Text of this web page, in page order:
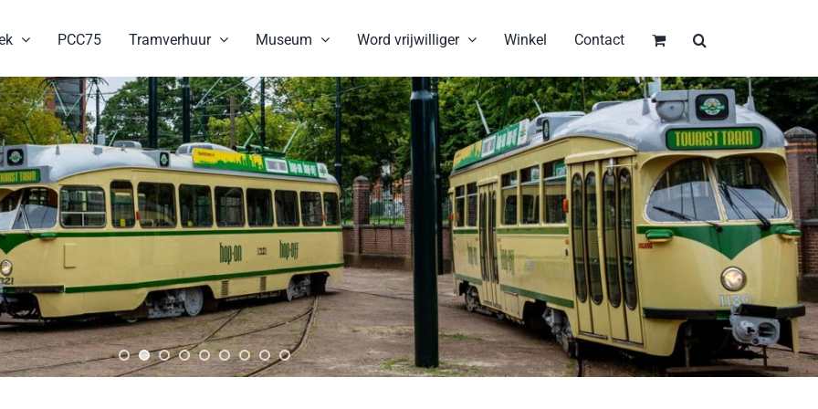
PCC75 Tramverhuur Museum Word vrijwilliger Winkel Contact